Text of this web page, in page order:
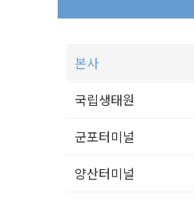
본사
국립생태원
군포터미널
양산터미널